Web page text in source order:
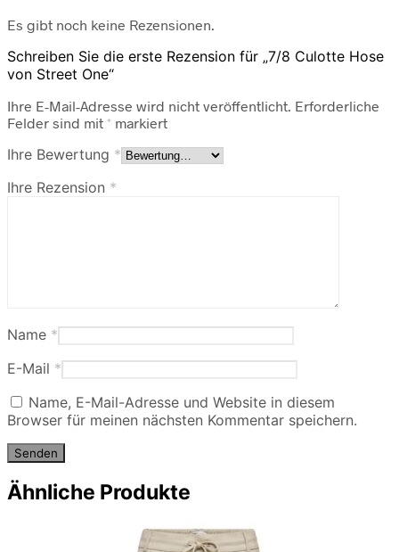
Es gibt noch keine Rezensionen.
Schreiben Sie die erste Rezension für „7/8 Culotte Hose
von Street One“
Ihre E-Mail-Adresse wird nicht veröffentlicht. Erforderliche
Felder sind mit * markiert
Ihre Bewertung *
Ihre Rezension *
Name *
E-Mail *
Name, E-Mail-Adresse und Website in diesem
Browser für meinen nächsten Kommentar speichern.
Ähnliche Produkte